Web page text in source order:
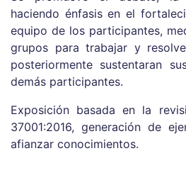
haciendo énfasis en el
equipo de los participantes,
grupos para trabajar y
posteriormente sustentaran
demás participantes.
Exposición basada en la
37001:2016, generación de
afianzar conocimientos.